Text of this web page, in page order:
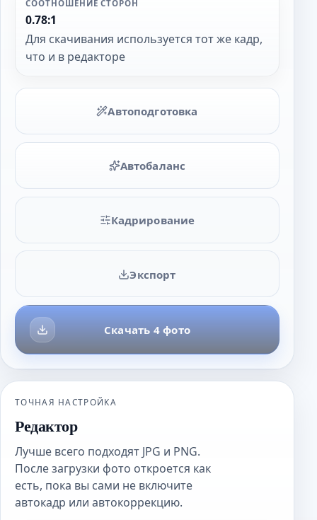
СООТНОШЕНИЕ СТОРОН
0.78:1
Для скачивания используется тот же кадр,
что и в редакторе
Автоподготовка
Автобаланс
Кадрирование
Скачать 4 фото
Экспорт
ТОЧНАЯ НАСТРОЙКА
Редактор
Лучше всего подходят JPG и PNG.
После загрузки фото откроется как
есть, пока вы сами не включите
автокадр или автокоррекцию.